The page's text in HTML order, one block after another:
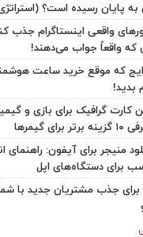
پایان رسیده است؟
واقعی اینستاگرام جذب
که واقعاً جواب می‌دهند!
رایج که موقع خرید ساعت
بدید!
کارت گرافیک برای بازی و
منیجر برای آیفون: راهنمای
برای دستگاه‌های اپل
برای جذب مشتریان جدید با